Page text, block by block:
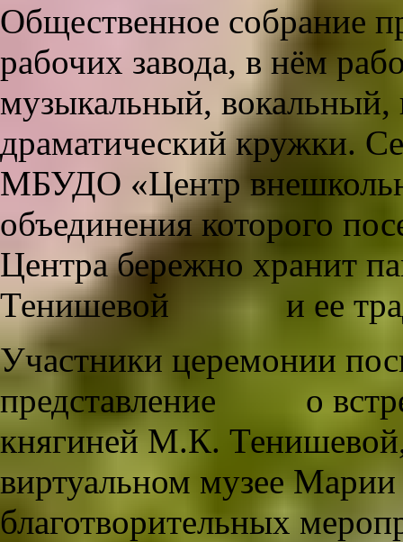
Общественное собрание
рабочих завода, в нём
музыкальный,
драматический кружки.
МБУДО «Центр
объединения которого
Центра бережно хранит
Тенишевой и ее
Участники церемонии
представление о
княгиней М.К. Тенишевой,
виртуальном музее
благотворительных